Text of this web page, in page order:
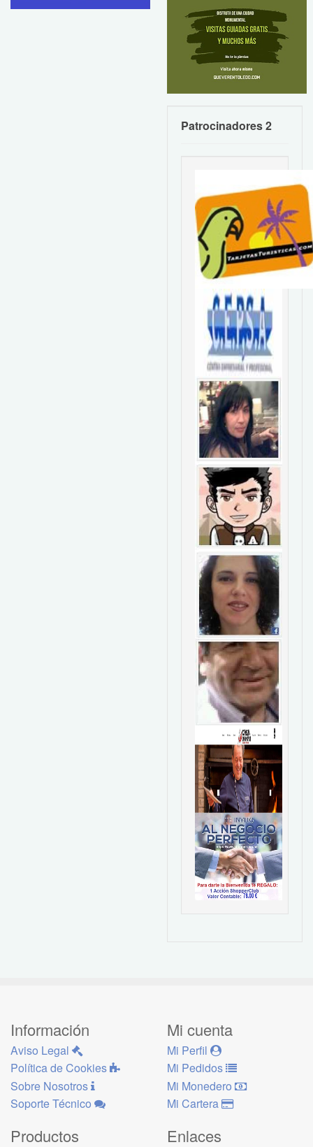
Patrocinadores 2
Información
Aviso Legal
Política de Cookies
Sobre Nosotros
Soporte Técnico
Mi cuenta
Mi Perfil
Mi Pedidos
Mi Monedero
Mi Cartera
Productos Enlaces